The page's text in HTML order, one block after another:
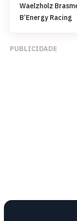
Waelzholz
B’Energy Racing
PUBLICIDADE